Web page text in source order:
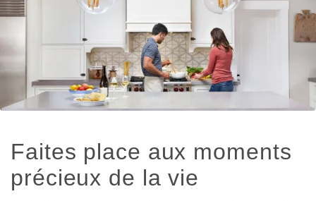
Faites place aux moments
précieux de la vie